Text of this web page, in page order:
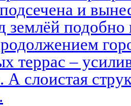
и
землёй
террас –
А слоистая